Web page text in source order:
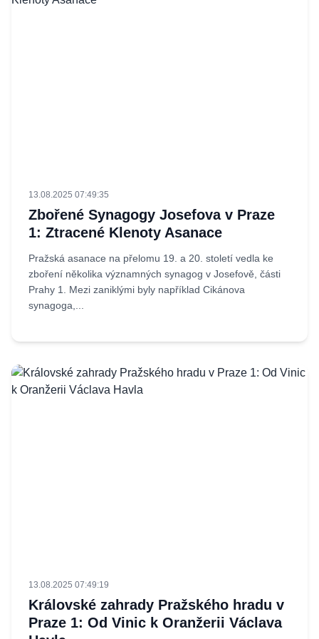
13.08.2025 07:49:35
Zbořené Synagogy Josefova v Praze
1: Ztracené Klenoty Asanace
Pražská asanace na přelomu 19. a 20. století vedla ke
zboření několika významných synagog v Josefově, části
Prahy 1. Mezi zaniklými byly například Cikánova
synagoga,...
13.08.2025 07:49:19
Královské zahrady Pražského hradu v
Praze 1: Od Vinic k Oranžerii Václava